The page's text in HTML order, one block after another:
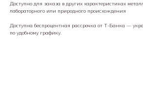
Доступно для заказа в других характеристиках
лабораторного или природного происхождения
Доступна беспроцентная рассрочка от Т-Банка —
по удобному графику.